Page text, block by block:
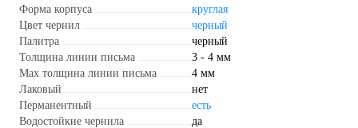
Форма корпуса
круглая
Цвет чернил
черный
Палитра
черный
Толщина линии письма
3 - 4 мм
Мах толщина линии письма
4 мм
Лаковый
нет
Перманентный
есть
Водостойкие чернила
да